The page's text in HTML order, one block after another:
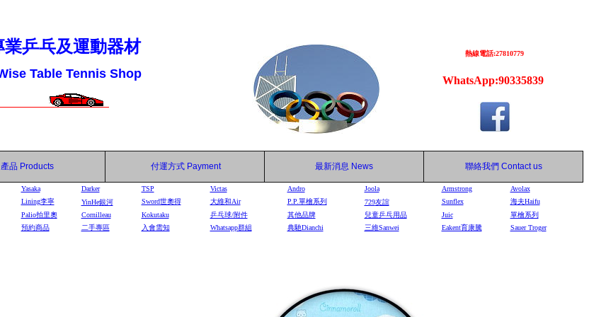
業乒乓及運動器材
Table Tennis Shop
熱線電話:27810779
WhatsApp:90335839
產品 Products 付運方式 Payment 最新消息 News 聯絡我們 Contact us
Yasaka Darker TSP Victas Andro Joola Armstrong
Avolax
Lining李寧 YinHe銀河 Sword世奧得 大維和Air P.P.單檜系列 729友誼 Sunflex
海夫Haifu
Palio拍里奧 Cornilleau Kokutaku 乒乓球/附件 其他品牌 兒童乒乓用品 Juic
單檜系列
預約商品 二手專區 入會需知 Whatsapp群組 典馳Dianchi 三維Sanwei Eakent育康騰 Sauer Troger